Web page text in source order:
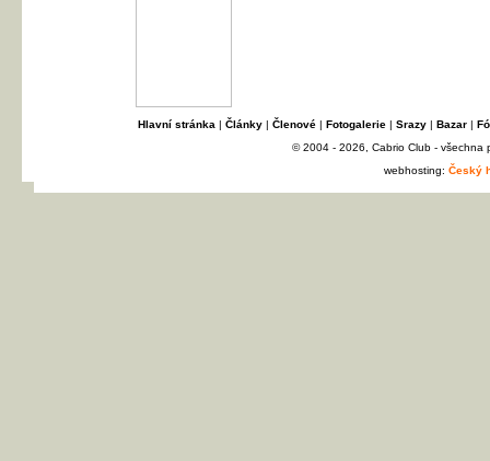
Hlavní stránka | Články| Členové| Fotogalerie| Srazy| Bazar|
© 2004 - 2026, Cabrio Club - všechna
webhosting: Český